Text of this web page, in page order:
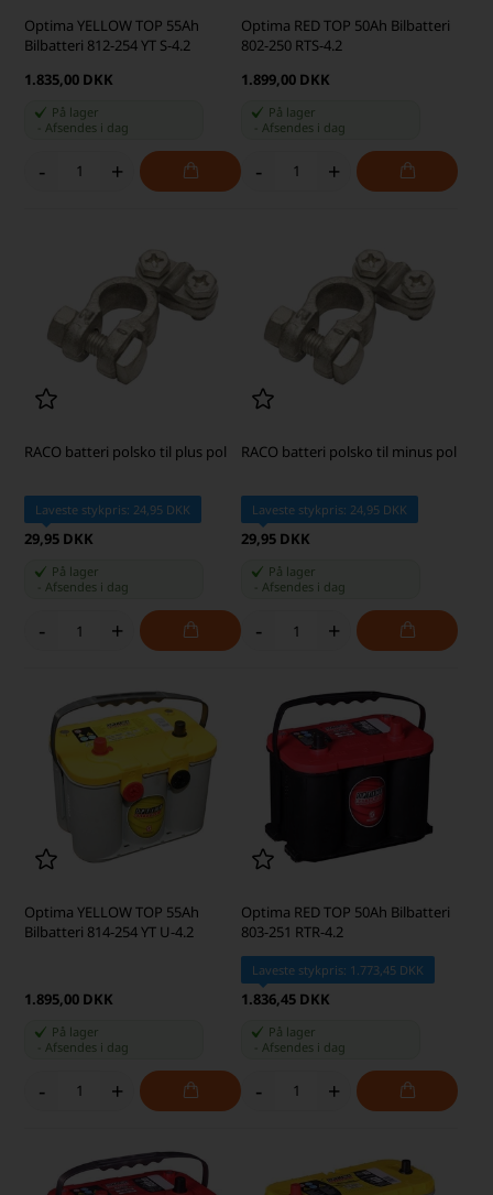
Optima YELLOW TOP 55Ah
Bilbatteri 812-254 YT S-4.2
1.835,00 DKK
På lager
Afsendes i dag
- +
Optima RED TOP 50Ah Bilbatteri
802-250 RTS-4.2
1.899,00 DKK
På lager
Afsendes i dag
- +
RACO batteri polsko til plus pol
Laveste stykpris: 24,95 DKK
29,95 DKK
På lager
-Afsendes i dag
- +
RACO batteri polsko til minus pol
Laveste stykpris: 24,95 DKK
29,95 DKK
På lager
Afsendes i dag
- +
Optima YELLOW TOP 55Ah
Bilbatteri 814-254 YT U-4.2
1.895,00 DKK
På lager
Afsendes i dag
- +
Optima RED TOP 50Ah Bilbatteri
803-251 RTR-4.2
Laveste stykpris: 1.773,45 DKK
1.836,45 DKK
På lager
Afsendes i dag
- +